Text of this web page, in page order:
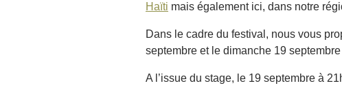
Haïti mais également ici, dans notre
Dans le cadre du festival, nous vous
septembre et le dimanche 19
A l’issue du stage, le 19 septembre à